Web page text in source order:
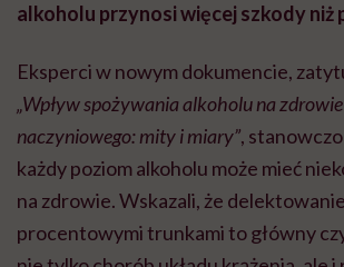
alkoholu przynosi więcej szkody niż
Eksperci w nowym dokumencie,
„Wpływ spożywania alkoholu na
naczyniowego: mity i miary”,
każdy poziom alkoholu może mieć
na zdrowie. Wskazali, że
procentowymi trunkami to główny